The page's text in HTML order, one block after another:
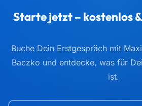
Starte jetzt – kostenlos
Buche Dein Erstgespräch mit
Baczko und entdecke, was für
ist.